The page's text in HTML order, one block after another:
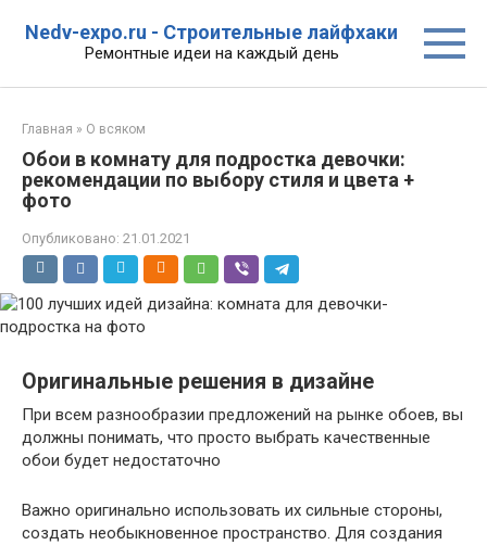
Nedv-expo.ru - Строительные лайфхаки
Ремонтные идеи на каждый день
Главная » О всяком
Обои в комнату для подростка девочки:
рекомендации по выбору стиля и цвета +
фото
Опубликовано: 21.01.2021
Оригинальные решения в дизайне
При всем разнообразии предложений на рынке обоев, вы
должны понимать, что просто выбрать качественные
обои будет недостаточно
Важно оригинально использовать их сильные стороны,
создать необыкновенное пространство. Для создания